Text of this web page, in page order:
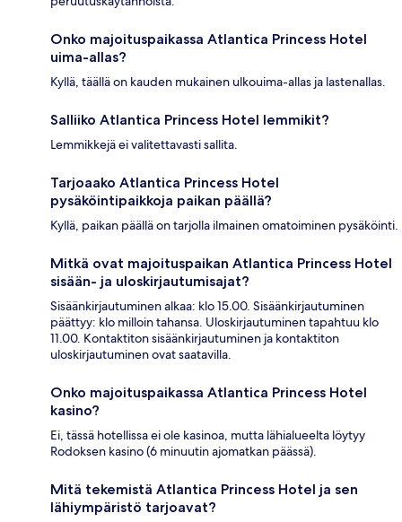
Onko majoituspaikassa Atlantica Princess Hotel
uima-allas?
Kyllä, täällä on kauden mukainen ulkouima-allas ja lastenallas.
Salliiko Atlantica Princess Hotel lemmikit?
Lemmikkejä ei valitettavasti sallita.
Tarjoaako Atlantica Princess Hotel
pysäköintipaikkoja paikan päällä?
Kyllä, paikan päällä on tarjolla ilmainen omatoiminen pysäköinti.
Mitkä ovat majoituspaikan Atlantica Princess Hotel
sisään- ja uloskirjautumisajat?
Sisäänkirjautuminen alkaa: klo 15.00. Sisäänkirjautuminen
päättyy: klo milloin tahansa. Uloskirjautuminen tapahtuu klo
11.00. Kontaktiton sisäänkirjautuminen ja kontaktiton
uloskirjautuminen ovat saatavilla.
Onko majoituspaikassa Atlantica Princess Hotel
kasino?
Ei, tässä hotellissa ei ole kasinoa, mutta lähialueelta löytyy
Rodoksen kasino (6 minuutin ajomatkan päässä).
Mitä tekemistä Atlantica Princess Hotel ja sen
lähiympäristö tarjoavat?